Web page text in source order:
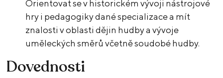
Orientovat se v historickém vývoji nástrojové
hry i pedagogiky dané specializace a mít
znalosti v oblasti dějin hudby a vývoje
uměleckých směrů včetně soudobé hudby.
Dovednosti